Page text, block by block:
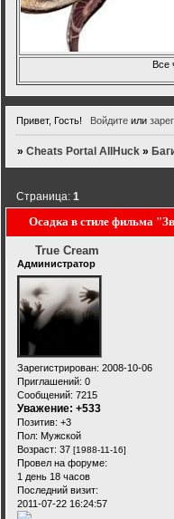
Все
Привет, Гость! Войдитеили
»Cheats Portal AllHuck »
Осадка в стиле фильма
Страница:1
True Cream
Администратор
Зарегистрирован: 2008-10-06
Приглашений: 0
Сообщений: 7215
Уважение: +533
Позитив: +3
Пол: Мужской
Возраст: 37 [1988-11-16]
Провел на форуме:
1 день 18 часов
Последний визит:
2011-07-22 16:24:57